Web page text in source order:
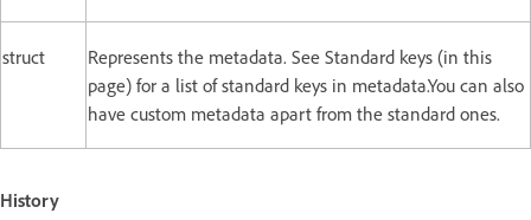
struct
Represents the metadata. See Standard keys (in this
page) for a list of standard keys in metadata.You can also
have custom metadata apart from the standard ones.
History